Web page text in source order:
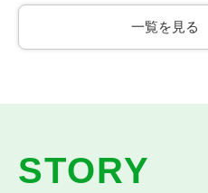
一覧を見る
STORY